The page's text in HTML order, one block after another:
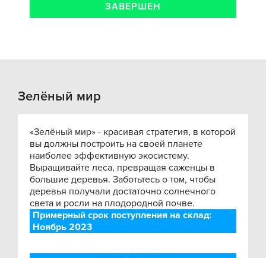
ЗАВЕРШЕН
Зелёный мир
«Зелёный мир» - красивая стратегия, в которой
вы должны построить на своей планете
наиболее эффективную экосистему.
Выращивайте леса, превращая саженцы в
большие деревья. Заботьтесь о том, чтобы
деревья получали достаточно солнечного
света и росли на плодородной почве.
Примерный срок поступления на склад:
Ноябрь 2023